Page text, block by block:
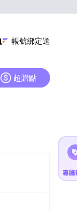
帳號綁定送
超贈點